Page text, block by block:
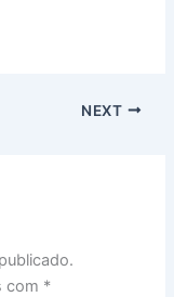
NEXT
com *